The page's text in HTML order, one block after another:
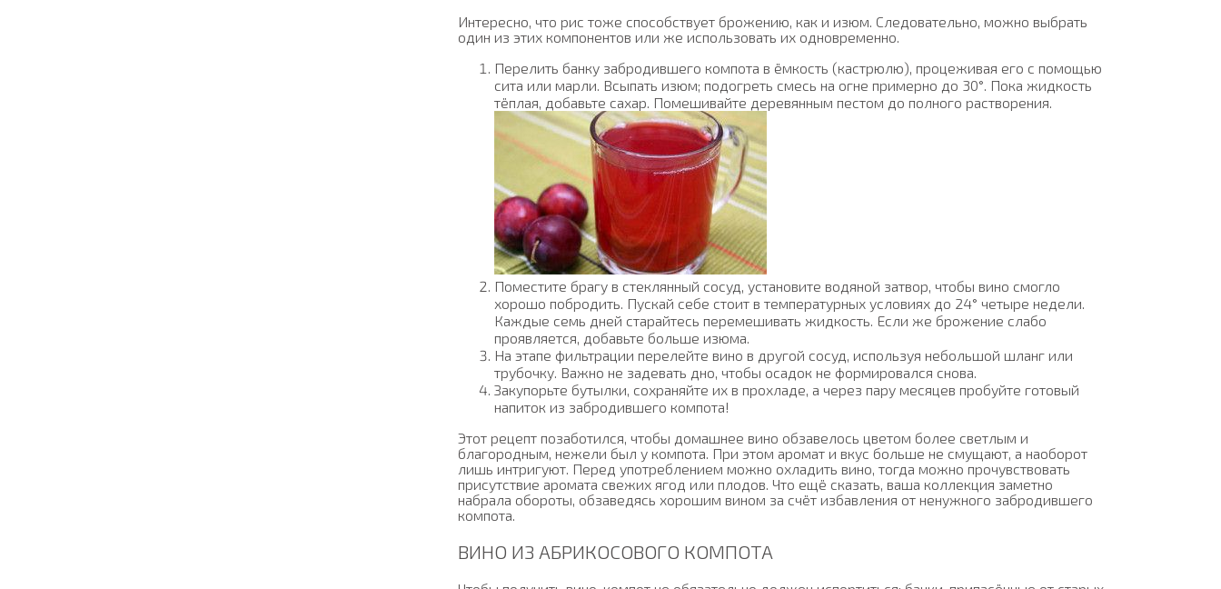
Интересно, что рис тоже способствует брожению, как и изюм. Следовательно, можно выбрать
один из этих компонентов или же использовать их одновременно.
Перелить банку забродившего компота в ёмкость (кастрюлю), процеживая его с помощью
сита или марли. Всыпать изюм; подогреть смесь на огне примерно до 30°. Пока жидкость
тёплая, добавьте сахар. Помешивайте деревянным пестом до полного растворения.
Поместите брагу в стеклянный сосуд, установите водяной затвор, чтобы вино смогло
хорошо побродить. Пускай себе стоит в температурных условиях до 24° четыре недели.
Каждые семь дней старайтесь перемешивать жидкость. Если же брожение слабо
проявляется, добавьте больше изюма.
На этапе фильтрации перелейте вино в другой сосуд, используя небольшой шланг или
трубочку. Важно не задевать дно, чтобы осадок не формировался снова.
Закупорьте бутылки, сохраняйте их в прохладе, а через пару месяцев пробуйте готовый
напиток из забродившего компота!
Этот рецепт позаботился, чтобы домашнее вино обзавелось цветом более светлым и
благородным, нежели был у компота. При этом аромат и вкус больше не смущают, а наоборот
лишь интригуют. Перед употреблением можно охладить вино, тогда можно прочувствовать
присутствие аромата свежих ягод или плодов. Что ещё сказать, ваша коллекция заметно
набрала обороты, обзаведясь хорошим вином за счёт избавления от ненужного забродившего
компота.
ВИНО ИЗ АБРИКОСОВОГО КОМПОТА